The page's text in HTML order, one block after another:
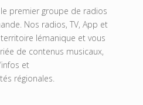
premier groupe de radios
Nos radios, TV, App et
lémanique et vous
de contenus musicaux,
et
régionales.